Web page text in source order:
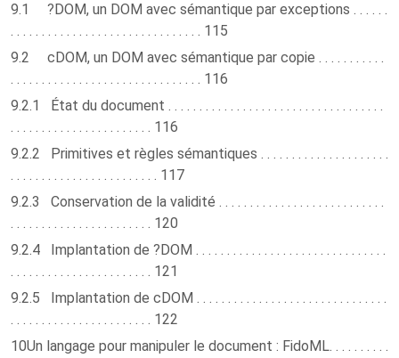
9.1 ?DOM, un DOM avec sémantique par exceptions . . . . . .
. . . . . . . . . . . . . . . . . . . . . . . . . . . . . . . 115
9.2 cDOM, un DOM avec sémantique par copie . . . . . . . . . . .
. . . . . . . . . . . . . . . . . . . . . . . . . . . . . . . 116
9.2.1 État du document . . . . . . . . . . . . . . . . . . . . . . . . . . . . . . . . . . .
. . . . . . . . . . . . . . . . . . . . . . . 116
9.2.2 Primitives et règles sémantiques . . . . . . . . . . . . . . . . . . . . .
. . . . . . . . . . . . . . . . . . . . . . . . 117
9.2.3 Conservation de la validité . . . . . . . . . . . . . . . . . . . . . . . . . . .
. . . . . . . . . . . . . . . . . . . . . . . 120
9.2.4 Implantation de ?DOM . . . . . . . . . . . . . . . . . . . . . . . . . . . . . . .
. . . . . . . . . . . . . . . . . . . . . . . 121
9.2.5 Implantation de cDOM . . . . . . . . . . . . . . . . . . . . . . . . . . . . . . .
. . . . . . . . . . . . . . . . . . . . . . . 122
10Un langage pour manipuler le document : FidoML. . . . . . . . . .